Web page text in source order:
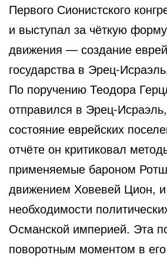
Первого Сионистского
и выступал за чёткую
движения — создание
государства в Эрец-
По поручению Теодора
отправился в Эрец-
состояние еврейских
отчёте он критиковал
применяемые бароном
движением Ховевей Цион,
необходимости
Османской империей. Эта
поворотным моментом в его